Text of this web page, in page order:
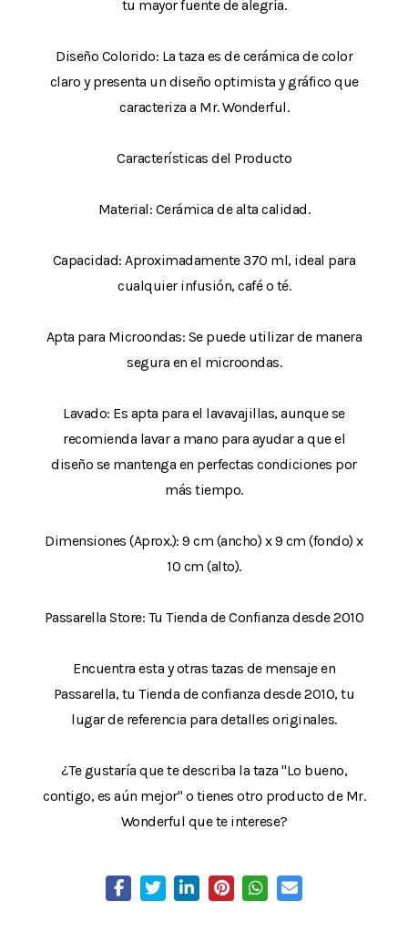
tu mayor fuente de alegría.
Diseño Colorido: La taza es de cerámica de color
claro y presenta un diseño optimista y gráfico que
caracteriza a Mr. Wonderful.
Características del Producto
Material: Cerámica de alta calidad.
Capacidad: Aproximadamente 370 ml, ideal para
cualquier infusión, café o té.
Apta para Microondas: Se puede utilizar de manera
segura en el microondas.
Lavado: Es apta para el lavavajillas, aunque se
recomienda lavar a mano para ayudar a que el
diseño se mantenga en perfectas condiciones por
más tiempo.
Dimensiones (Aprox.): 9 cm (ancho) x 9 cm (fondo) x
10 cm (alto).
Passarella Store: Tu Tienda de Confianza desde 2010
Encuentra esta y otras tazas de mensaje en
Passarella, tu Tienda de confianza desde 2010, tu
lugar de referencia para detalles originales.
¿Te gustaría que te describa la taza "Lo bueno,
contigo, es aún mejor" o tienes otro producto de Mr.
Wonderful que te interese?